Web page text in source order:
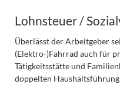
Lohnsteuer /
Überlässt der Arbeitgeber
(Elektro-)Fahrrad auch für
Tätigkeitsstätte und
doppelten